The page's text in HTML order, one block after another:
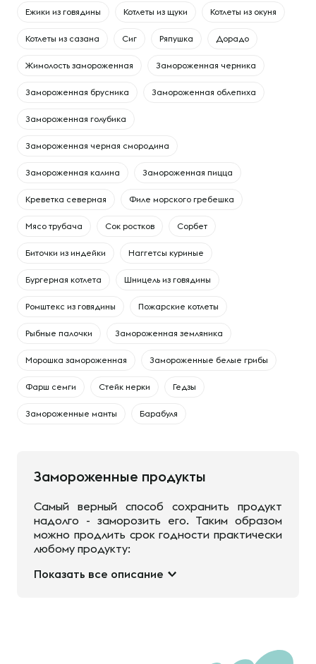
Ежики из говядины Котлеты из щуки Котлеты из окуня
Котлеты из сазана Сиг Ряпушка Дорадо
Жимолость замороженная Замороженная черника
Замороженная брусника Замороженная облепиха
Замороженная голубика
Замороженная черная смородина
Замороженная калина Замороженная пицца
Креветка северная Филе морского гребешка
Мясо трубача Сок ростков Сорбет
Биточки из индейки Наггетсы куриные
Бургерная котлета Шницель из говядины
Ромштекс из говядины Пожарские котлеты
Рыбные палочки Замороженная земляника
Морошка замороженная Замороженные белые грибы
Фарш семги Стейк нерки Гедзы
Замороженные манты Барабуля
Замороженные продукты
Самый верный способ сохранить продукт
надолго - заморозить его. Таким образом
можно продлить срок годности практически
любому продукту:
Показать все описание